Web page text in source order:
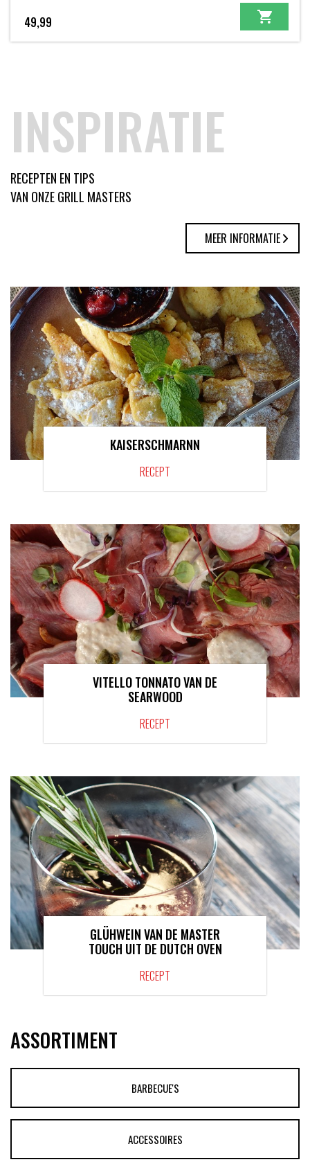
49,99
INSPIRATIE
RECEPTEN EN TIPS
VAN ONZE GRILL MASTERS
MEER INFORMATIE
KAISERSCHMARNN
RECEPT
VITELLO TONNATO VAN DE
SEARWOOD
RECEPT
GLÜHWEIN VAN DE MASTER
TOUCH UIT DE DUTCH OVEN
RECEPT
ASSORTIMENT
BARBECUE'S
ACCESSOIRES